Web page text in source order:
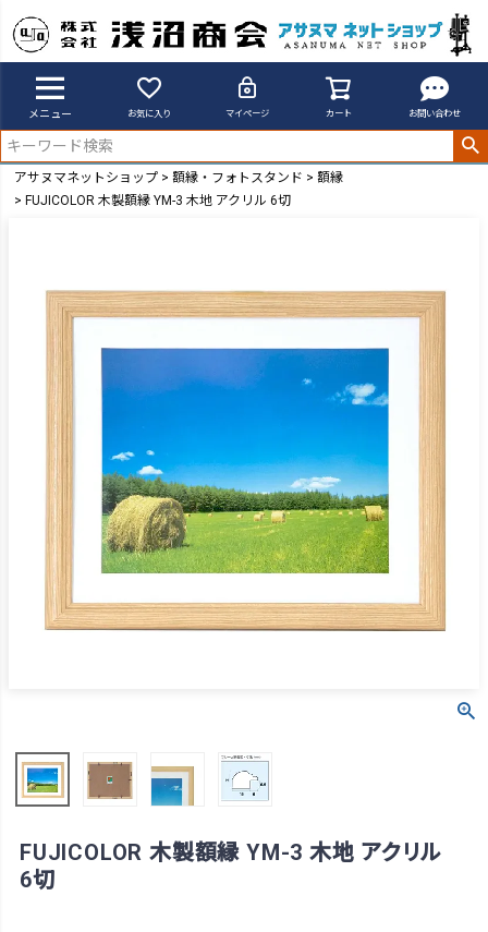
メニュー お気に入り マイページ カート お問い合わせ
アサヌマネットショップ 額縁・フォトスタンド
額縁
FUJICOLOR 木製額縁 YM-3 木地 アクリル 6切
FUJICOLOR 木製額縁 YM-3 木地 アクリル
6切